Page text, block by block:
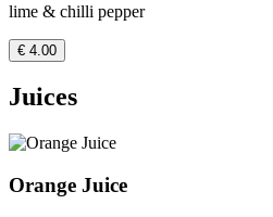
lime & chilli pepper
€ 4.00
Juices
Orange Juice